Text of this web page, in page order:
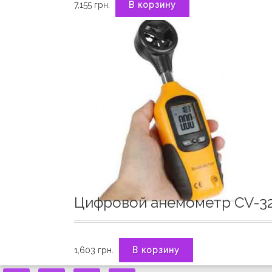
7,155 грн. В корзину
Цифровой анемометр CV-
1,603 грн. В корзину